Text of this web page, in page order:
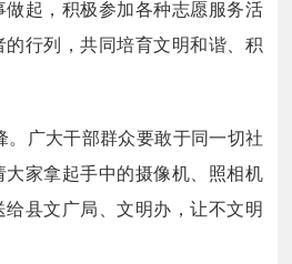
起，积极参加各种志愿服务活
行列，共同培育文明和谐、积
。广大干部群众要敢于同一切社
家拿起手中的摄像机、照相机
县文广局、文明办，让不文明